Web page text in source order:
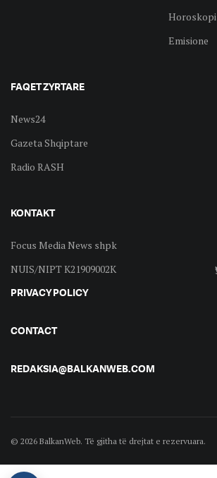
Horoskopi
Emisione
FAQET ZYRTARE
News24
Gazeta Shqiptare
Radio RASH
KONTAKT
Focus Media News shpk
NUIS/NIPT K21909002K
PRIVACY POLICY
CONTACT
REDAKSIA@BALKANWEB.COM
© 2026 BalkanWeb. Të gjitha të drejtat e rezervuara.